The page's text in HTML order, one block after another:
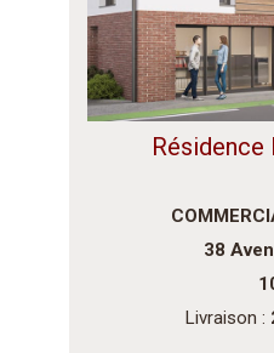
Résidence
38
Livraison :